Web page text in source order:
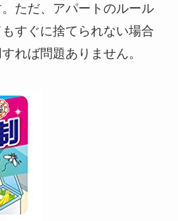
ただ、アパートのルール
すぐに捨てられない場合
れば問題ありません。